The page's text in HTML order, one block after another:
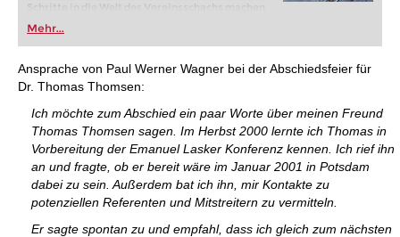
Schritte in die Welt des Vereinsschachs machen
oder bereits auf Turnierniveau spielen: Mit
FRITZ trainieren Sie effizienter, intelligenter und
individueller als je zuvor.
Mehr...
Ansprache von Paul Werner Wagner bei der Abschiedsfeier für
Dr. Thomas Thomsen:
Ich möchte zum Abschied ein paar Worte über meinen Freund
Thomas Thomsen sagen. Im Herbst 2000 lernte ich Thomas in
Vorbereitung der Emanuel Lasker Konferenz kennen. Ich rief ihn
an und fragte, ob er bereit wäre im Januar 2001 in Potsdam
dabei zu sein. Außerdem bat ich ihn, mir Kontakte zu
potenziellen Referenten und Mitstreitern zu vermitteln.
Er sagte spontan zu und empfahl, dass ich gleich zum nächsten